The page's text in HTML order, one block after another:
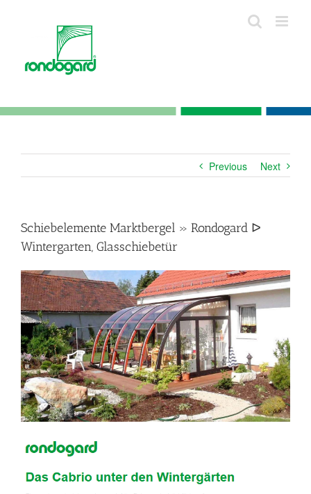
Previous Next
Schiebelemente Marktbergel » Rondogard ᐅ
Wintergarten, Glasschiebetür